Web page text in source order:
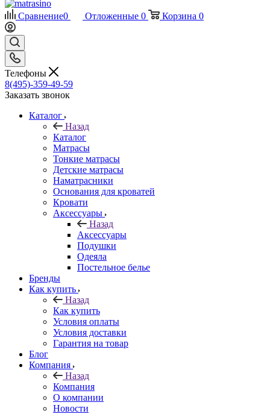
Сравнение0 Отложенные 0 Корзина 0
Телефоны
8(495)-359-49-59
Заказать звонок
Каталог
Назад
Каталог
Матрасы
Тонкие матрасы
Детские матрасы
Наматрасники
Основания для кроватей
Кровати
Аксессуары
Назад
Аксессуары
Подушки
Одеяла
Постельное белье
Бренды
Как купить
Назад
Как купить
Условия оплаты
Условия доставки
Гарантия на товар
Блог
Компания
Назад
Компания
О компании
Новости